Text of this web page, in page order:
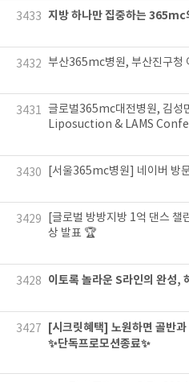
3433 지방 하나만 집중하는 365mc
3432 부산365mc병원, 부산진구청
3431 글로벌365mc대전병원, 김성
Liposuction & LAMS
3430 [서울365mc병원] 네이버 방
3429
[글로벌 방방지방 1억 댄스
상 발표 🏆
3428 이토록 놀라운 S라인의 완성,
3427
[시크릿혜택] 노원하면 골반
✨단독프로모션종료✨